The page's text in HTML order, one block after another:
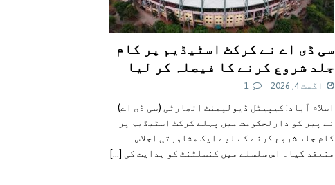
سی ڈی اے نے کرکٹ اسٹیڈیم پر کام
جلد شروع کرنے کا فیصلہ کر لیا
اگست 4, 2026 1
اسلام آباد: کیپیٹل ڈیولپمنٹ اتھارٹی (سی ڈی اے)
نے پیر کو دارلحکومت میں پہلے کرکٹ اسٹیڈیم پر
کام جلد شروع کرنے کے لیے ایک مشاورتی اجلاس
منعقد کیا۔ اس سلسلے میں کنسلٹنٹ کو ہدایت کی [...]